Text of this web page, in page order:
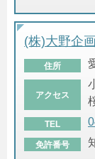
(株)大野企
住所
アクセス
TEL
免許番号